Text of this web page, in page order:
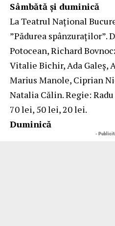
Sâmbătă şi duminică
La Teatrul Naţional
”Pădurea spânzuraţilor”.
Potocean, Richard
Vitalie Bichir, Ada Galeș,
Marius Manole, Ciprian
Natalia Călin. Regie:
70 lei, 50 lei, 20 lei.
Duminică
-